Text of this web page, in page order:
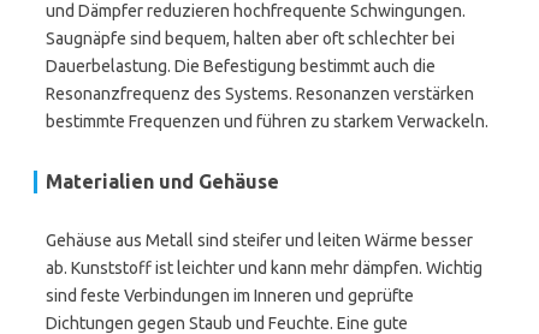
und Dämpfer reduzieren hochfrequente Schwingungen.
Saugnäpfe sind bequem, halten aber oft schlechter bei
Dauerbelastung. Die Befestigung bestimmt auch die
Resonanzfrequenz des Systems. Resonanzen verstärken
bestimmte Frequenzen und führen zu starkem Verwackeln.
Materialien und Gehäuse
Gehäuse aus Metall sind steifer und leiten Wärme besser
ab. Kunststoff ist leichter und kann mehr dämpfen. Wichtig
sind feste Verbindungen im Inneren und geprüfte
Dichtungen gegen Staub und Feuchte. Eine gute